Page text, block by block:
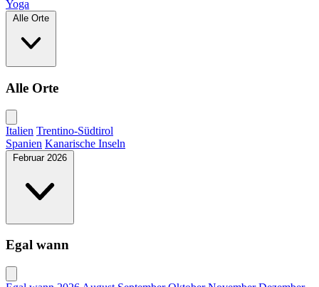
Yoga
Alle Orte
Alle Orte
Italien Trentino-Südtirol
Spanien Kanarische Inseln
Februar 2026
Egal wann